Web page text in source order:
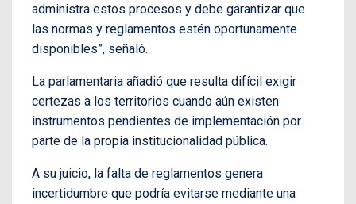
administra estos procesos y debe garantizar que
las normas y reglamentos estén oportunamente
disponibles”, señaló.
La parlamentaria añadió que resulta difícil exigir
certezas a los territorios cuando aún existen
instrumentos pendientes de implementación por
parte de la propia institucionalidad pública.
A su juicio, la falta de reglamentos genera
incertidumbre que podría evitarse mediante una